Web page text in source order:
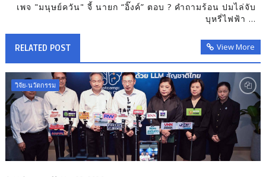
เพจ "มนุษย์ควัน" จี้ นายก “อิ๊งค์” ตอบ ? คำถามร้อน ปมไล่จับ
บุหรี่ไฟฟ้า ...
RELATED POST View More
วิจัย-นวัตกรรม